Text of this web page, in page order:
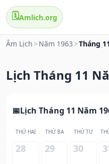
🗓️Amlich.org
Âm Lịch > Năm 1963 >Tháng 11
Lịch Tháng 11
Lịch Tháng 11 Năm
THỨ HAI THỨ BA THỨ TƯ
28 29 30